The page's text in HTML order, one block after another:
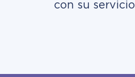
con su servicio